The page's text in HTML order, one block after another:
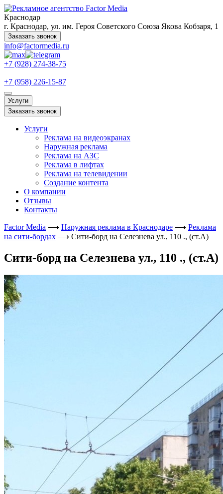
Краснодар
г. Краснодар, ул. им. Героя Советского Союза Якова Кобзаря, 1
Заказать звонок
info@factormedia.ru
+7 (928) 274-38-75
+7 (958) 226-15-87
Услуги
Заказать звонок
Услуги
Реклама на видеоэкранах
Наружная реклама
Реклама на АЗС
Реклама в лифтах
Реклама на телевидении
Создание контента
О компании
Отзывы
Контакты
Factor Media ⟶ Наружная реклама в Краснодаре ⟶ Реклама
на сити-бордах ⟶ Сити-борд на Селезнева ул., 110 ., (ст.А)
Сити-борд на Селезнева ул., 110 ., (ст.А)